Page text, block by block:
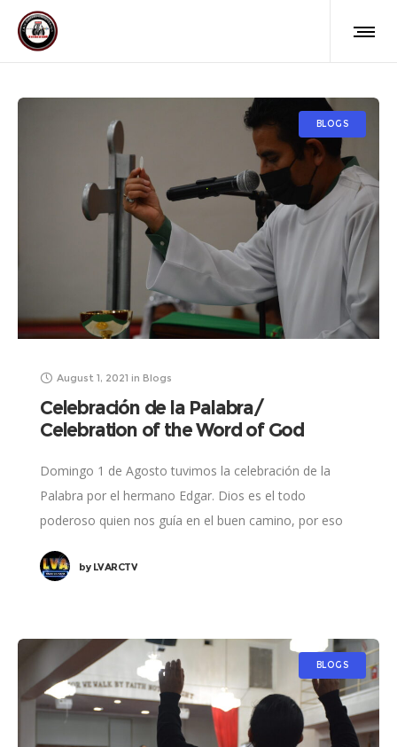
BLOGS
August 1, 2021 in Blogs
Celebración de la Palabra/
Celebration of the Word of God
Domingo 1 de Agosto tuvimos la celebración de la
Palabra por el hermano Edgar. Dios es el todo
poderoso quien nos guía en el buen camino, por eso
byLVARCTV
BLOGS